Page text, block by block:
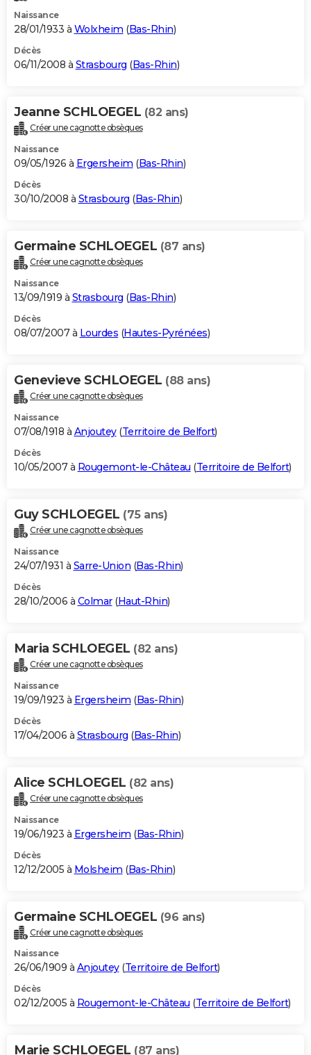
Naissance
28/01/1933 à Wolxheim (Bas-Rhin)
Décès
06/11/2008 à Strasbourg (Bas-Rhin)
Jeanne SCHLOEGEL (82 ans)
Créer une cagnotte obsèques
Naissance
09/05/1926 à Ergersheim (Bas-Rhin)
Décès
30/10/2008 à Strasbourg (Bas-Rhin)
Germaine SCHLOEGEL (87 ans)
Créer une cagnotte obsèques
Naissance
13/09/1919 à Strasbourg (Bas-Rhin)
Décès
08/07/2007 à Lourdes (Hautes-Pyrénées)
Genevieve SCHLOEGEL (88 ans)
Créer une cagnotte obsèques
Naissance
07/08/1918 à Anjoutey(Territoire de Belfort)
Décès
10/05/2007 à Rougemont-le-Château (Territoire de Belfort)
Guy SCHLOEGEL (75 ans)
Créer une cagnotte obsèques
Naissance
24/07/1931 à Sarre-Union (Bas-Rhin)
Décès
28/10/2006 à Colmar(Haut-Rhin)
Maria SCHLOEGEL (82 ans)
Créer une cagnotte obsèques
Naissance
19/09/1923 à Ergersheim (Bas-Rhin)
Décès
17/04/2006 à Strasbourg (Bas-Rhin)
Alice SCHLOEGEL (82 ans)
Créer une cagnotte obsèques
Naissance
19/06/1923 à Ergersheim (Bas-Rhin)
Décès
12/12/2005 à Molsheim (Bas-Rhin)
Germaine SCHLOEGEL (96 ans)
Créer une cagnotte obsèques
Naissance
26/06/1909 à Anjoutey(Territoire de Belfort)
Décès
02/12/2005 à Rougemont-le-Château (Territoire de Belfort)
Marie SCHLOEGEL (87 ans)